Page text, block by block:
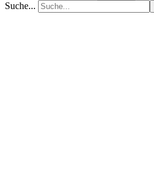
Suche...